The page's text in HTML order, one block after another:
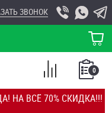
НА ВСЁ 70% СКИДКА!!!
ЗВОНОК
КОРЗИНА
0
СПИСОК
СРАВНЕНИЕ